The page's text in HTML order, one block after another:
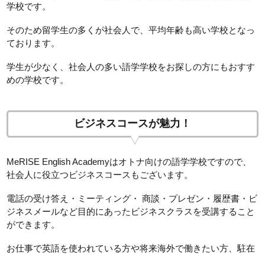
学校です。
そのため留学生の多くが社会人で、平均年齢も高い学校となっ
ております。
学生が少なく、社会人の多い語学学校をお探しの方にもおすす
めの学校です。
ビジネスコースが魅力！
MeRISE English Academyはオトナ向けの語学学校ですので、
社会人に役立つビジネスコースもございます。
電話の受け答え・ミーティング・ 商談・プレゼン・履歴書・ビ
ジネスメールなど目的にあったビジネスクラスを受講すること
ができます。
お仕事で英語を使われている方や将来海外で働きたい方、駐在